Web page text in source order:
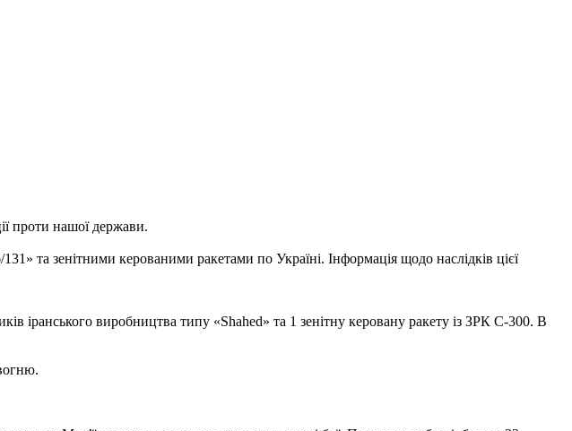
проти нашої держави.
та зенітними керованими ракетами по Україні. Інформація щодо наслідків цієї
іранського виробництва типу «Shahed» та 1 зенітну керовану ракету із ЗРК С-300. В